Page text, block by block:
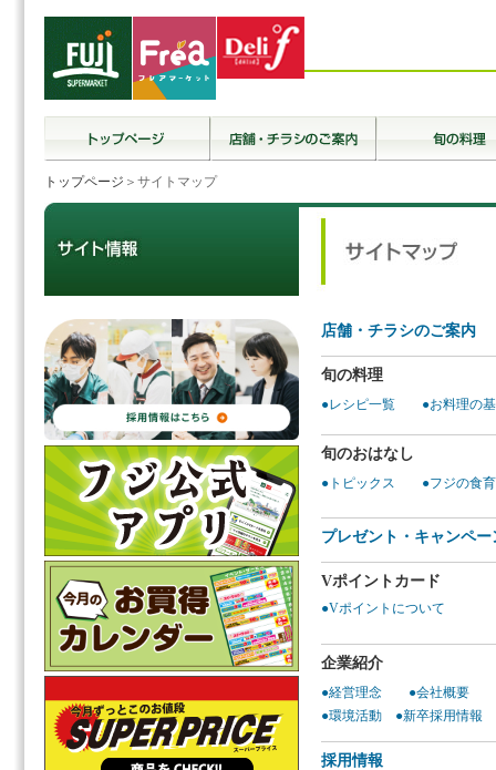
トップページ ＞サイトマップ
店舗・チラシのご案内
旬の料理
●レシピ一覧 ●お料理の
旬のおはなし
●トピックス ●フジの食育
プレゼント・キャンペー
Vポイントカード
●Vポイントについて
企業紹介
●経営理念
●会社概要
●環境活動
●新卒採用情報
採用情報